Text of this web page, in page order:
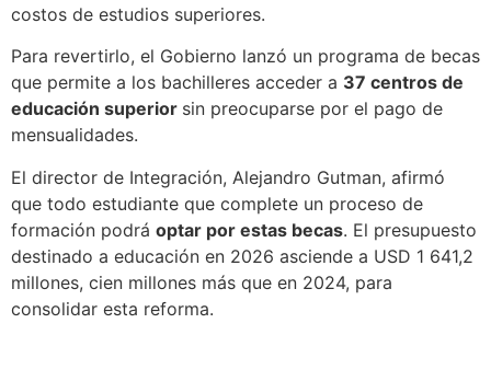
costos de estudios superiores.
Para revertirlo, el Gobierno lanzó un programa de becas
que permite a los bachilleres acceder a 37 centros de
educación superior sin preocuparse por el pago de
mensualidades.
El director de Integración, Alejandro Gutman, afirmó
que todo estudiante que complete un proceso de
formación podrá optar por estas becas. El presupuesto
destinado a educación en 2026 asciende a USD 1 641,2
millones, cien millones más que en 2024, para
consolidar esta reforma.